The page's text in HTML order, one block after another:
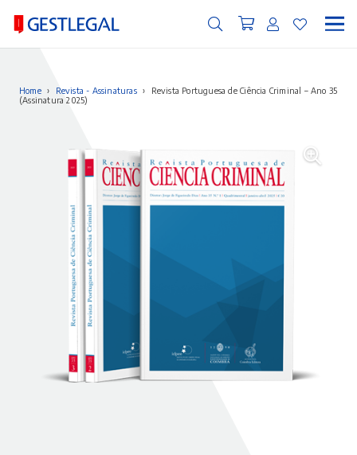
Home › Revista - Assinaturas ›
Revista Portuguesa de Ciência Criminal – Ano 35
(Assinatura 2025)